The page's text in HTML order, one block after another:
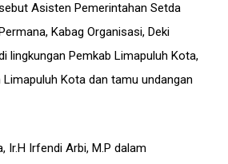
Asisten Pemerintahan Setda
Kabag Organisasi, Deki
lingkungan Pemkab Limapuluh Kota,
Kota dan tamu undangan
Ir.H Irfendi Arbi, M.P dalam